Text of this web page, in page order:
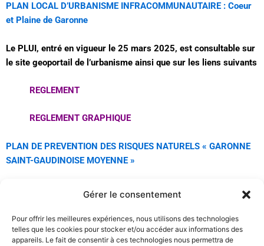
Gérer le consentement
Pour offrir les meilleures expériences, nous utilisons des technologies
telles que les cookies pour stocker et/ou accéder aux informations des
appareils. Le fait de consentir à ces technologies nous permettra de
PLAN LOCAL D’URBANISME INFRACOMMUNAUTAIRE : Coeur
et Plaine de Garonne
Le PLUI, entré en vigueur le 25 mars 2025, est consultable sur
le site geoportail de l’urbanisme ainsi que sur les liens suivants
REGLEMENT
REGLEMENT GRAPHIQUE
PLAN DE PREVENTION DES RISQUES NATURELS « GARONNE
SAINT-GAUDINOISE MOYENNE »
PPRN « Garonne Saint-Gaudinoise moyenne »